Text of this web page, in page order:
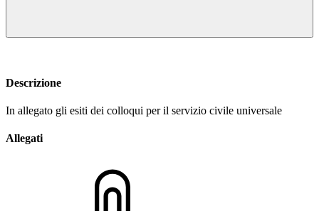
Descrizione
In allegato gli esiti dei colloqui per il servizio civile universale
Allegati